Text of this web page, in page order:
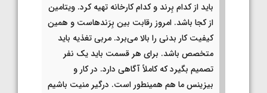
باید از کدام بِرند و کدام کارخانه تهیه کرد. ویتامین
از کجا باشد. امروز رقابت بین بِرَندهاست و همین
کیفیت کار بدنی را بالا می‎‌برد. مربی تغذیه باید
متخصص باشد. برای هر قسمت باید یک نفر
تصمیم بگیرد که کاملاً آگاهی دارد. در کار و
بیزینس ما هم همینطور است. درگیر منیت باشیم